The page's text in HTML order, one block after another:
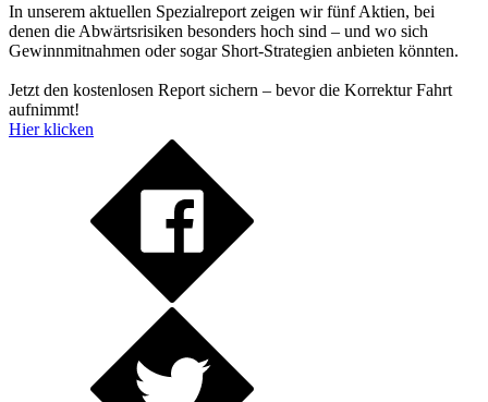
In unserem aktuellen Spezialreport zeigen wir fünf Aktien, bei
denen die Abwärtsrisiken besonders hoch sind – und wo sich
Gewinnmitnahmen oder sogar Short-Strategien anbieten könnten.
Jetzt den kostenlosen Report sichern – bevor die Korrektur Fahrt
aufnimmt!
Hier klicken